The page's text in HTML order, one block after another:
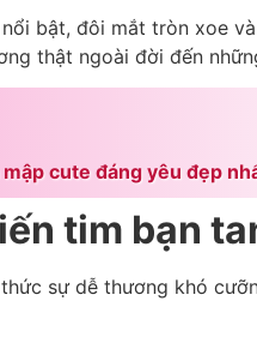
bật, đôi mắt tròn xoe
thật ngoài đời đến
cute đáng yêu đẹp
tim bạn
sự dễ thương khó